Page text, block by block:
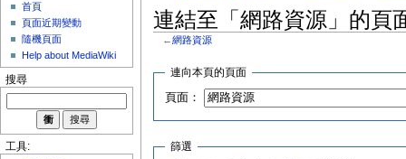
連結至「網路資源」的頁
←網路資源
連向本頁的頁面
頁面：
篩選
首頁
頁面近期變動
隨機頁面
Help about MediaWiki
搜尋
工具: